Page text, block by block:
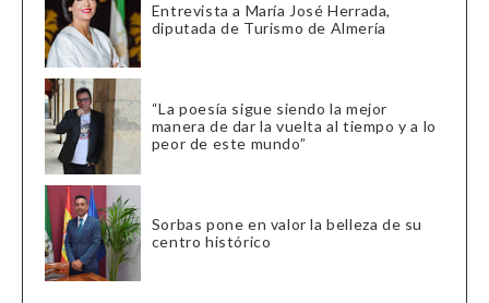
Entrevista a María José Herrada,
diputada de Turismo de Almería
“La poesía sigue siendo la mejor
manera de dar la vuelta al tiempo y a lo
peor de este mundo”
Sorbas pone en valor la belleza de su
centro histórico